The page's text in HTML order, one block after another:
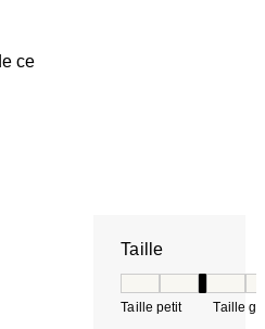
ce
Taille
Taille petit Taille